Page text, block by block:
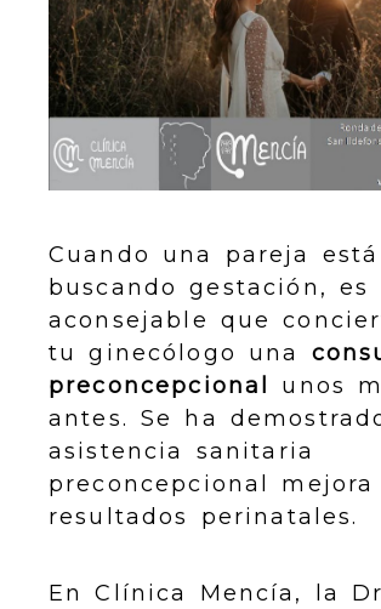
Cuando una pareja está
buscando gestación, es
aconsejable que
tu ginecólogo una
preconcepcional
unos
antes. Se ha
asistencia sanitaria
preconcepcional mejora
resultados perinatales.
En Clínica Mencía, la